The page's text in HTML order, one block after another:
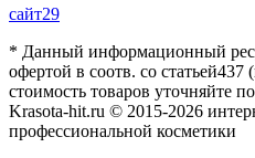
сайт29
* Данный информационный
офертой в соотв. со
стоимость товаров уточняйте
Krasota-hit.ru © 2015-2026
профессиональной косметики